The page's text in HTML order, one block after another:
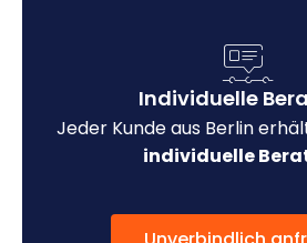
Individuelle
Jeder Kunde aus Berlin
individuelle